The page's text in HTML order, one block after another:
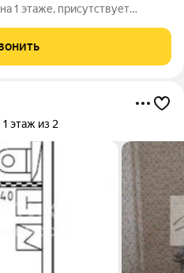
1 этаже, присутствует
пространство для
как для
1 этаж из 2